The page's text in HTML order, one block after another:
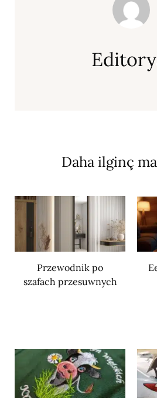
Daha ilginç
Przewodnik po
szafach przesuwnych